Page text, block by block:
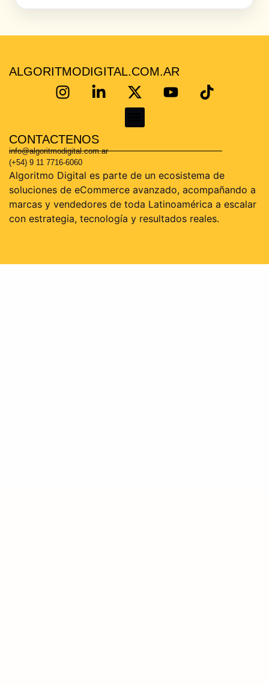
ALGORITMODIGITAL.COM.AR
CONTACTENOS
info@algoritmodigital.com.ar
(+54) 9 11 7716-6060
Algoritmo Digital es parte de un ecosistema de
soluciones de eCommerce avanzado, acompañando a
marcas y vendedores de toda Latinoamérica a escalar
con estrategia, tecnología y resultados reales.